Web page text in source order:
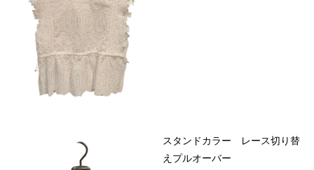
スタンドカラー レース切り替
えプルオーバー